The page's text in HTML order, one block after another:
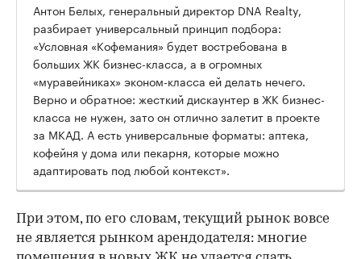
Антон Белых, генеральный директор DNA Realty,
разбирает универсальный принцип подбора:
«Условная «Кофемания» будет востребована в
больших ЖК бизнес-класса, а в огромных
«муравейниках» эконом-класса ей делать нечего.
Верно и обратное: жесткий дискаунтер в ЖК бизнес-
класса не нужен, зато он отлично залетит в проекте
за МКАД. А есть универсальные форматы: аптека,
кофейня у дома или пекарня, которые можно
адаптировать под любой контекст».
При этом, по его словам, текущий рынок вовсе
не является рынком арендодателя: многие